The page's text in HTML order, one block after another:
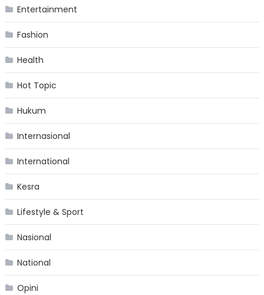
Entertainment
Fashion
Health
Hot Topic
Hukum
Internasional
International
Kesra
Lifestyle & Sport
Nasional
National
Opini